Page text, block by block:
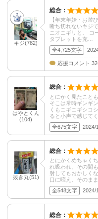
キジ(782)
総合：
【年末年始・お遊
断ち切れないキジです。 昼を食べていなかった
ニオニギリと、 コ
タブレットを充…
全4,725文字
応援コメント
はやとくん
(104)
総合：
とにかく見たこと
そこは常時ギンギ
くもニギニギシコ
ると小声で感じて
全675文字
2024/
抜き丸(51)
総合：
とにかくめちゃく
れ吸われ、その間
射してもおかしく
口に咥え、そのま
全548文字
2024/
総合：